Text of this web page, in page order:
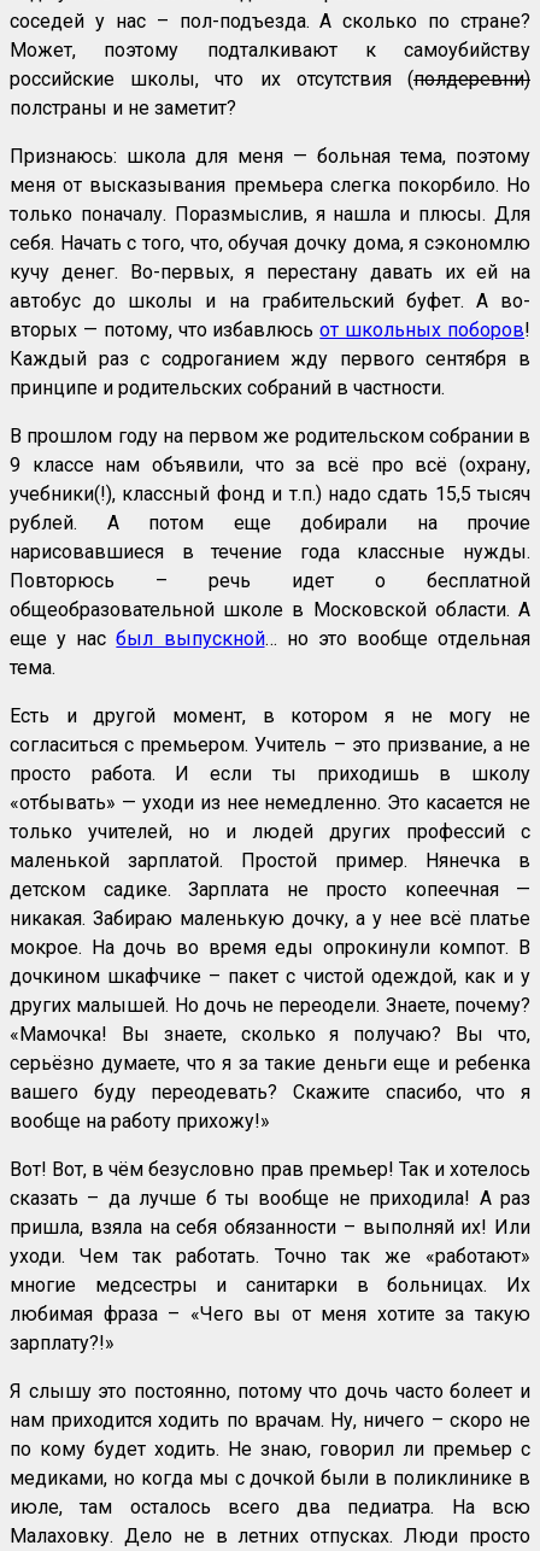
соседей у нас – пол-подъезда. А сколько по стране?
Может, поэтому подталкивают к самоубийству
российские школы, что их отсутствия (полдеревни)
полстраны и не заметит?
Признаюсь: школа для меня — больная тема, поэтому
меня от высказывания премьера слегка покорбило. Но
только поначалу. Поразмыслив, я нашла и плюсы. Для
себя. Начать с того, что, обучая дочку дома, я сэкономлю
кучу денег. Во-первых, я перестану давать их ей на
автобус до школы и на грабительский буфет. А во-
вторых — потому, что избавлюсьот школьных поборов!
Каждый раз с содроганием жду первого сентября в
принципе и родительских собраний в частности.
В прошлом году на первом же родительском собрании в
9 классе нам объявили, что за всё про всё (охрану,
учебники(!), классный фонд и т.п.) надо сдать 15,5 тысяч
рублей. А потом еще добирали на прочие
нарисовавшиеся в течение года классные нужды.
Повторюсь – речь идет о бесплатной
общеобразовательной школе в Московской области. А
еще у насбыл выпускной… но это вообще отдельная
тема.
Есть и другой момент, в котором я не могу не
согласиться с премьером. Учитель – это призвание, а не
просто работа. И если ты приходишь в школу
«отбывать» — уходи из нее немедленно. Это касается не
только учителей, но и людей других профессий с
маленькой зарплатой. Простой пример. Нянечка в
детском садике. Зарплата не просто копеечная —
никакая. Забираю маленькую дочку, а у нее всё платье
мокрое. На дочь во время еды опрокинули компот. В
дочкином шкафчике – пакет с чистой одеждой, как и у
других малышей. Но дочь не переодели. Знаете, почему?
«Мамочка! Вы знаете, сколько я получаю? Вы что,
серьёзно думаете, что я за такие деньги еще и ребенка
вашего буду переодевать? Скажите спасибо, что я
вообще на работу прихожу!»
Вот! Вот, в чём безусловно прав премьер! Так и хотелось
сказать – да лучше б ты вообще не приходила! А раз
пришла, взяла на себя обязанности – выполняй их! Или
уходи. Чем так работать. Точно так же «работают»
многие медсестры и санитарки в больницах. Их
любимая фраза – «Чего вы от меня хотите за такую
зарплату?!»
Я слышу это постоянно, потому что дочь часто болеет и
нам приходится ходить по врачам. Ну, ничего – скоро не
по кому будет ходить. Не знаю, говорил ли премьер с
медиками, но когда мы с дочкой были в поликлинике в
июле, там осталось всего два педиатра. На всю
Малаховку. Дело не в летних отпусках. Люди просто